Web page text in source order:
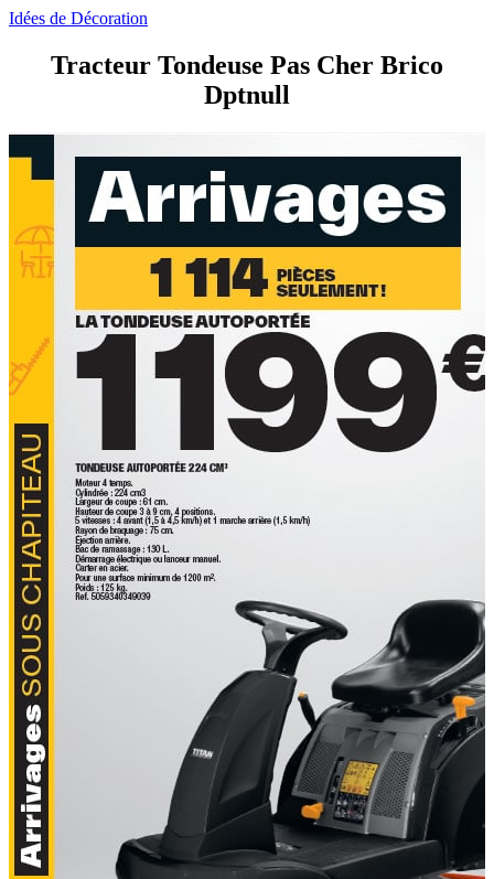
Idées de Décoration
Tracteur Tondeuse Pas Cher Brico
Dptnull